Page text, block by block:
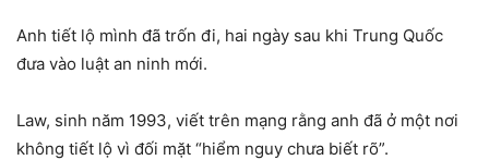
Anh tiết lộ mình đã trốn đi, hai ngày sau khi Trung Quốc
đưa vào luật an ninh mới.
Law, sinh năm 1993, viết trên mạng rằng anh đã ở một nơi
không tiết lộ vì đối mặt “hiểm nguy chưa biết rõ”.